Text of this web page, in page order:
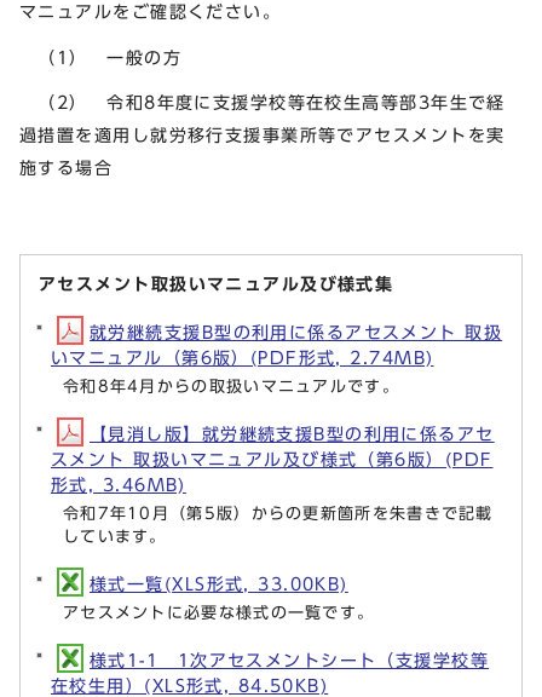
マニュアルをご確認ください。
（1） 一般の方
（2） 令和8年度に支援学校等在校生高等部3年生で経
過措置を適用し就労移行支援事業所等でアセスメントを実
施する場合
アセスメント取扱いマニュアル及び様式集
就労継続支援B型の利用に係るアセスメント 取扱
いマニュアル（第6版）(PDF形式, 2.74MB)
令和8年4月からの取扱いマニュアルです。
【見消し版】就労継続支援B型の利用に係るアセ
スメント 取扱いマニュアル及び様式（第6版）(PDF
形式, 3.46MB)
令和7年10月（第5版）からの更新箇所を朱書きで記載
しています。
様式一覧(XLS形式, 33.00KB)
アセスメントに必要な様式の一覧です。
様式1-1 1次アセスメントシート（支援学校等
在校生用）(XLS形式, 84.50KB)